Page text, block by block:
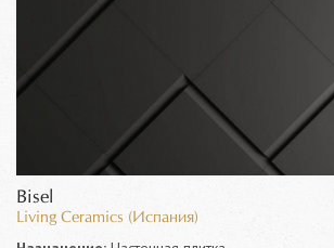
Bisel
Living Ceramics (Испания)